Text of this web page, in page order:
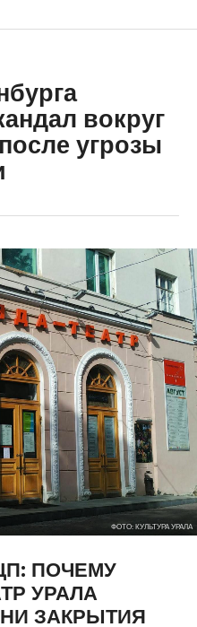
вокруг
угрозы
ФОТО: КУЛЬТУРА УРАЛА
ПОЧЕМУ
УРАЛА
ЗАКРЫТИЯ